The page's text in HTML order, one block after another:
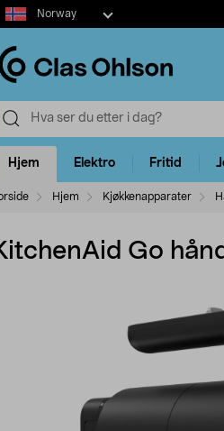
Norway
Hjem Elektro Fritid
Hjem Kjøkkenapparater
Go